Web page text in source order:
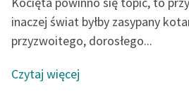
oraz
Odkurzamy
inaczej świat byłby zasypany
przyzwoitego, dorosłego...
Czytaj więcej